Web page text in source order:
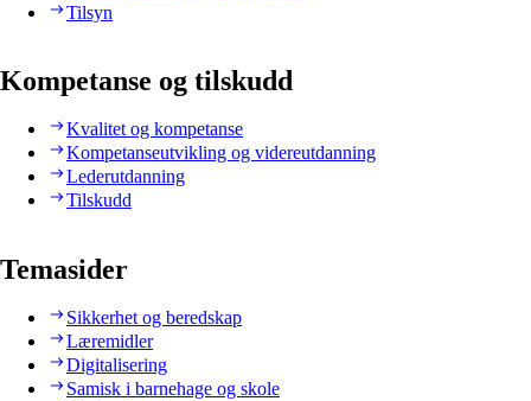
Tilsyn
Kompetanse og tilskudd
Kvalitet og kompetanse
Kompetanseutvikling og videreutdanning
Lederutdanning
Tilskudd
Temasider
Sikkerhet og beredskap
Læremidler
Digitalisering
Samisk i barnehage og skole